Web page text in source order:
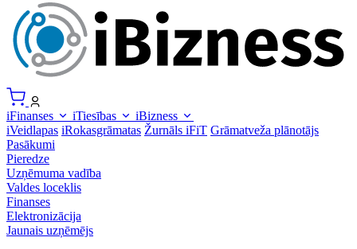
iFinanses iTiesības
iBizness
iVeidlapas iRokasgrāmatas Žurnāls iFiT Grāmatveža plānotājs
Pasākumi
Pieredze
Uzņēmuma vadība
Valdes loceklis
Finanses
Elektronizācija
Jaunais uzņēmējs